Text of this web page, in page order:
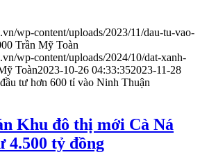
wp-content/uploads/2023/11/dau-tu-vao-
Trần Mỹ Toàn
wp-content/uploads/2024/10/dat-xanh-
Toàn2023-10-26 04:33:352023-11-28
tư hơn 600 tỉ vào Ninh Thuận
Khu đô thị mới Cà Ná
4.500 tỷ đồng